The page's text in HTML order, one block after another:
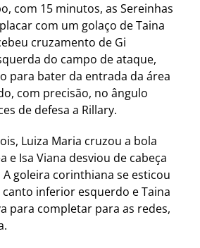
com 15 minutos, as Sereinhas
com um golaço de Taina
cruzamento de Gi
do campo de ataque,
para bater da entrada da área
com precisão, no ângulo
de defesa a Rillary.
Luiza Maria cruzou a bola
e Isa Viana desviou de cabeça
goleira corinthiana se esticou
inferior esquerdo e Taina
para completar para as redes,